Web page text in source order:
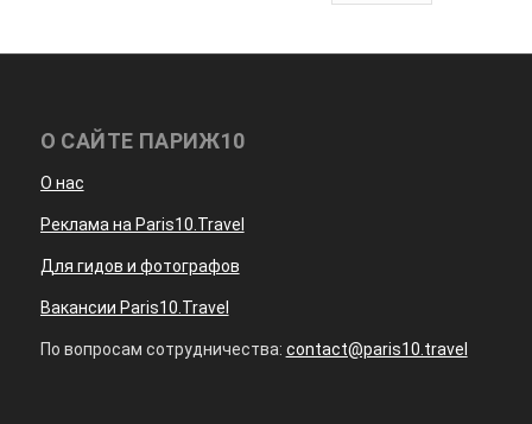
О САЙТЕ ПАРИЖ10
О нас
Реклама на Paris10.Travel
Для гидов и фотографов
Вакансии Paris10.Travel
По вопросам сотрудничества: contact@paris10.travel